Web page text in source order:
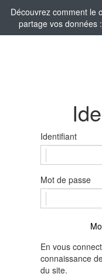
Découvrez comment le
partage vos données :
Identifiant
Mot de passe
En vous
connaissance
du site.